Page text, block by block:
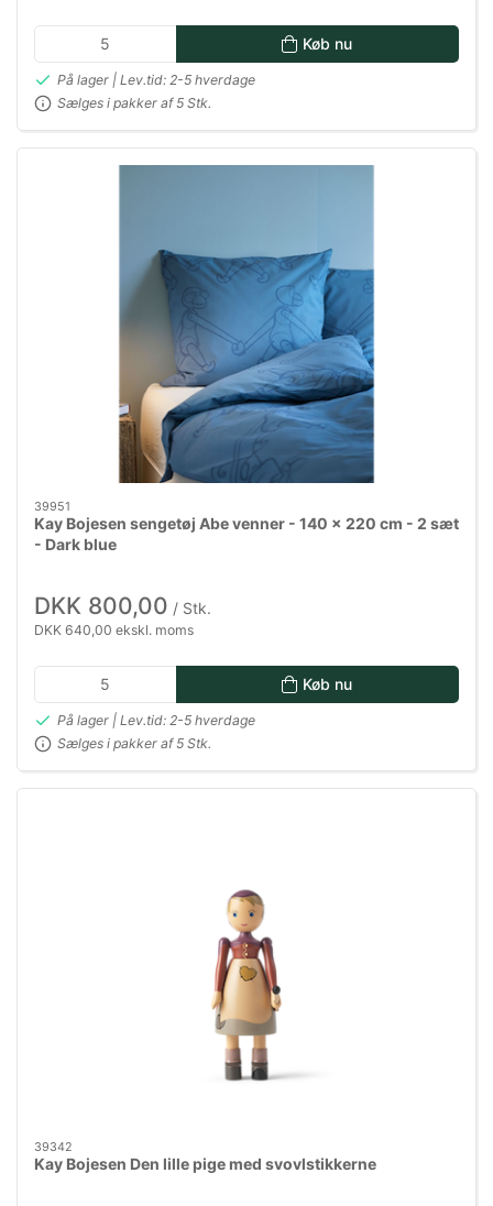
Køb nu
På lager | Lev.tid: 2-5 hverdage
Sælges i pakker af 5 Stk.
39951
Kay Bojesen sengetøj Abe venner - 140 x 220 cm - 2 sæt
- Dark blue
DKK 800,00 / Stk.
DKK 640,00 ekskl. moms
Køb nu
På lager | Lev.tid: 2-5 hverdage
Sælges i pakker af 5 Stk.
39342
Kay Bojesen Den lille pige med svovlstikkerne